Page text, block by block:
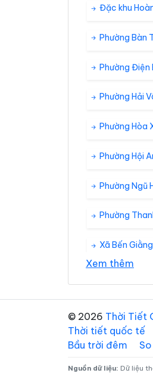
Đặc khu
Phường Bàn
Phường Điện
Phường Hải
Phường Hòa
Phường Hội
Phường Ngũ
Phường
Xã Bến Giằng
Xã Duy Nghĩa
Xã Hà Nha
Xem thêm
© 2026 Thời Tiết
Thời tiết quốc tế
Bầu trời đêm
Nguồn dữ liệu: Dữ liệu